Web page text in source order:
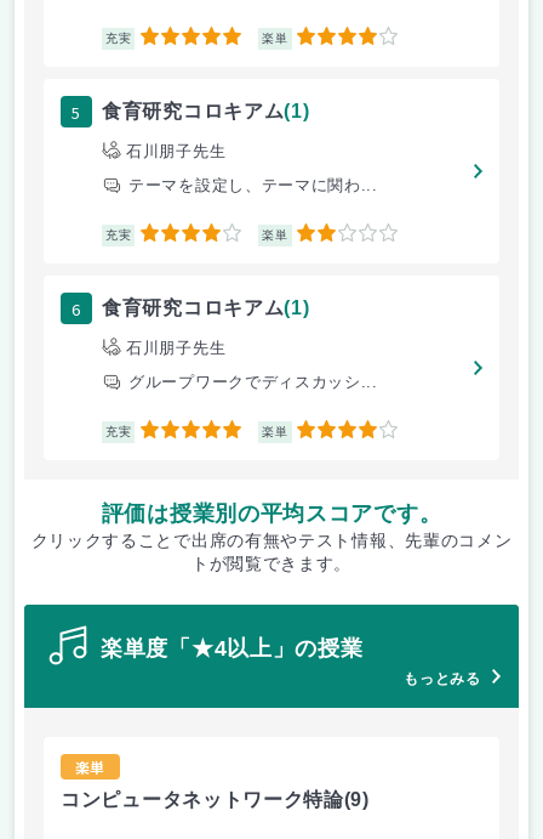
充実 5 楽単 4
5 食育研究コロキアム(1)
石川朋子先生
テーマを設定し、テーマに関わ...
充実 4 楽単 2
6 食育研究コロキアム(1)
石川朋子先生
グループワークでディスカッシ...
充実 5 楽単 4
評価は授業別の平均スコアです。
クリックすることで出席の有無やテスト情報、先輩のコメン
トが閲覧できます。
楽単度「★4以上」の授業
もっとみる
楽単
コンピュータネットワーク特論(9)